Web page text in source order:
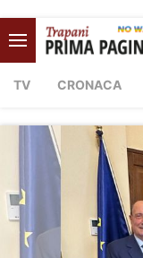
TV CRONACA